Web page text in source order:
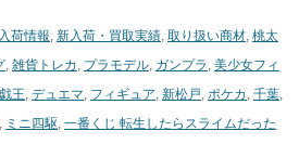
荷情報, 新入荷・買取実績, 取り扱い商材, 桃太
, 雑貨 トレカ , プラモデル, ガンプラ , 美少女フィ
王, デュエマ, フィギュア, 新松戸, ポケカ , 千葉,
, ミニ四駆, 一番くじ ​転生したらスライムだった